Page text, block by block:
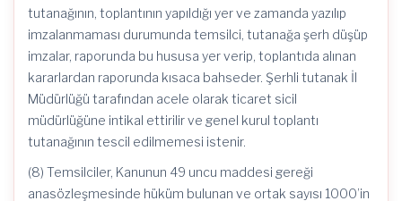
tutanağının, toplantının yapıldığı yer ve zamanda yazılıp
imzalanmaması durumunda temsilci, tutanağa şerh düşüp
imzalar, raporunda bu hususa yer verip, toplantıda alınan
kararlardan raporunda kısaca bahseder. Şerhli tutanak İl
Müdürlüğü tarafından acele olarak ticaret sicil
müdürlüğüne intikal ettirilir ve genel kurul toplantı
tutanağının tescil edilmemesi istenir.
(8) Temsilciler, Kanunun 49 uncu maddesi gereği
anasözleşmesinde hüküm bulunan ve ortak sayısı 1000’in